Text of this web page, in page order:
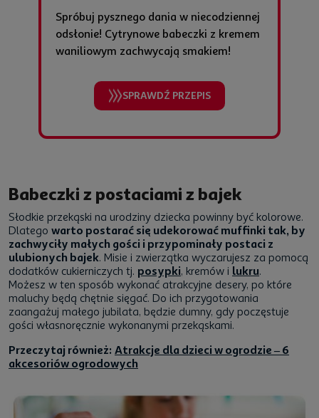
Spróbuj pysznego dania w niecodziennej
odsłonie! Cytrynowe babeczki z kremem
waniliowym zachwycają smakiem!
SPRAWDŹ PRZEPIS
Babeczki z postaciami z bajek
Słodkie przekąski na urodziny dziecka powinny być kolorowe.
Dlatego warto postarać się udekorować muffinki tak, by
zachwyciły małych gości i przypominały postaci z
ulubionych bajek. Misie i zwierzątka wyczarujesz za pomocą
dodatków cukierniczych tj. posypki, kremów i lukru.
Możesz w ten sposób wykonać atrakcyjne desery, po które
maluchy będą chętnie sięgać. Do ich przygotowania
zaangażuj małego jubilata, będzie dumny, gdy poczęstuje
gości własnoręcznie wykonanymi przekąskami.
Przeczytaj również: Atrakcje dla dzieci w ogrodzie – 6
akcesoriów ogrodowych